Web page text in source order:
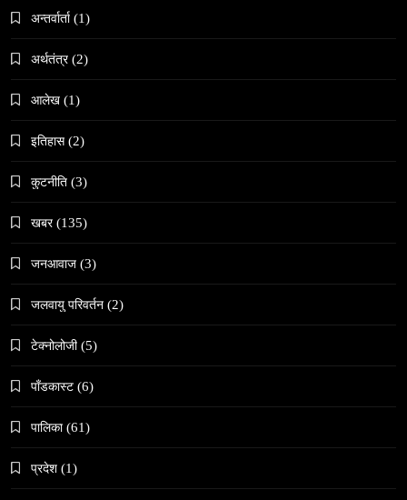
समाज-संस्कृति
भारतको इतिहासमा पहिलोपटक मृत्यु इच्छाको अनुमति
नेपालमा गोरखकाली पूजाको विशेष महत्व
February 9, 2026
अन्तर्वार्ता (1)
अर्थतंत्र (2)
आलेख (1)
इतिहास (2)
कुटनीति (3)
खबर (135)
जनआवाज (3)
जलवायु परिवर्तन (2)
टेक्नोलोजी (5)
पाँडकास्ट (6)
पालिका (61)
प्रदेश (1)